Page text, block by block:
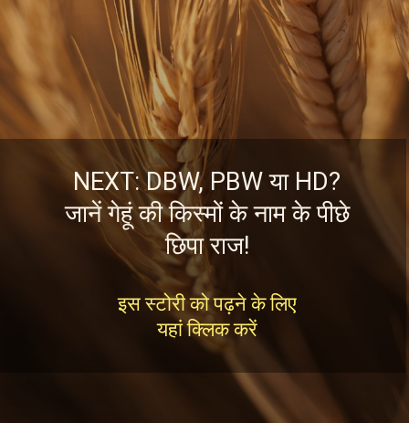
इस स्टोरी को पढ़ने के लिए
यहां क्लिक करें
NEXT: DBW, PBW या HD?
जानें गेहूं की किस्मों के नाम के पीछे
छिपा राज!